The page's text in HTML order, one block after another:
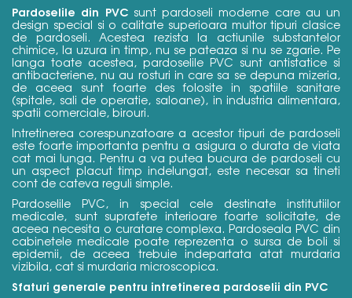
Pardoselile din PVCsunt pardoseli moderne care au un
design special si o calitate superioara multor tipuri clasice
de pardoseli. Acestea rezista la actiunile substantelor
chimice, la uzura in timp, nu se pateaza si nu se zgarie. Pe
langa toate acestea, pardoselile PVC sunt antistatice si
antibacteriene, nu au rosturi in care sa se depuna mizeria,
de aceea sunt foarte des folosite in spatiile sanitare
(spitale, sali de operatie, saloane), in industria alimentara,
spatii comerciale, birouri.
Intretinerea corespunzatoare a acestor tipuri de pardoseli
este foarte importanta pentru a asigura o durata de viata
cat mai lunga. Pentru a va putea bucura de pardoseli cu
un aspect placut timp indelungat, este necesar sa tineti
cont de cateva reguli simple.
Pardoselile PVC, in special cele destinate institutiilor
medicale, sunt suprafete interioare foarte solicitate, de
aceea necesita o curatare complexa. Pardoseala PVC din
cabinetele medicale poate reprezenta o sursa de boli si
epidemii, de aceea trebuie indepartata atat murdaria
vizibila, cat si murdaria microscopica.
Sfaturi generale pentru intretinerea pardoselii din PVC